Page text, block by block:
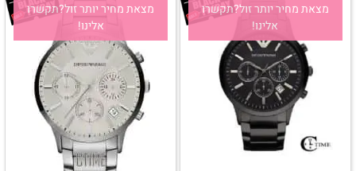
מצאת מחיר יותר זול?תקשרו
אלינו!
מצאת מחיר יותר זול?תקשרו
אלינו!